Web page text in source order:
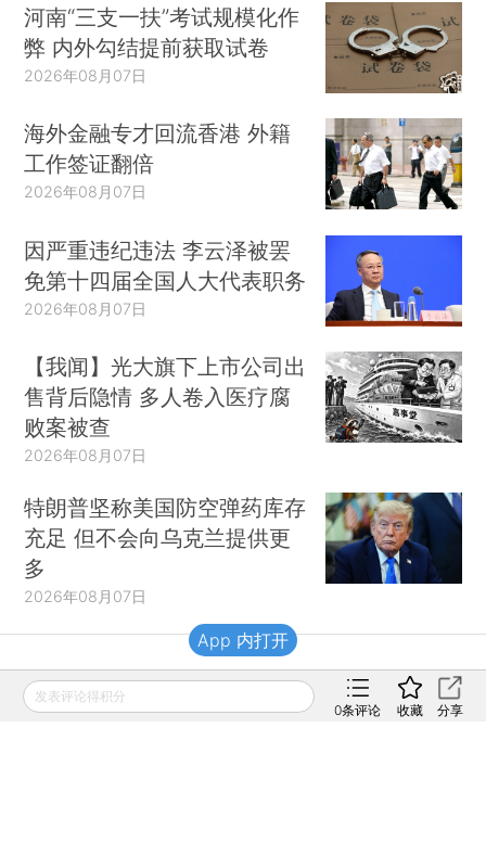
河南“三支一扶”考试规模化作
弊 内外勾结提前获取试卷
2026年08月07日
海外金融专才回流香港 外籍
工作签证翻倍
2026年08月07日
因严重违纪违法 李云泽被罢
免第十四届全国人大代表职务
2026年08月07日
【我闻】光大旗下上市公司出
售背后隐情 多人卷入医疗腐
败案被查
2026年08月07日
特朗普坚称美国防空弹药库存
充足 但不会向乌克兰提供更
多
2026年08月07日
财新移动
发表评论得积分
0条评论 收藏 分享
App 内打开